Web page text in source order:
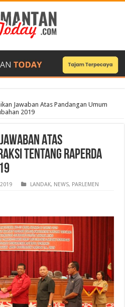
Jawaban Atas Pandangan Umum
2019
Atas
Tentang Raperda
LANDAK, NEWS, PARLEMEN